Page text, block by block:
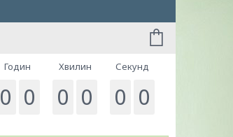
Годин
0 0
Хвилин
0 0
Секунд
0 0